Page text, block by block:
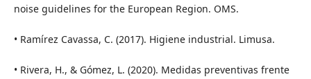
noise guidelines for the European Region. OMS.
• Ramírez Cavassa, C. (2017). Higiene industrial. Limusa.
• Rivera, H., & Gómez, L. (2020). Medidas preventivas frente